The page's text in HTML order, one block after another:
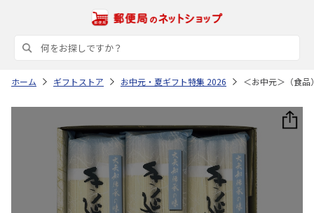
ホーム ギフトストア お中元・夏ギフト特集 2026 ＜お中元＞（食